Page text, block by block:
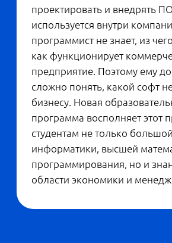
для одного из застройщиков модель
прогнозирования цен на недвижимость,
в этом году выпускники проводят
исследования по заказу двух крупных
торговых сетей. Им нужно
проанализировать, как увеличить
продажи определенных категорий
товаров, предложить стратегию вывода
посчитать, как система скидок повлияет
на выручку.